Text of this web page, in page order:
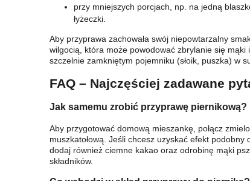
przy mniejszych porcjach, np. na jedną
łyżeczki.
Aby przyprawa zachowała swój niepowtarzalny
wilgocią, która może powodować zbrylanie się
szczelnie zamkniętym pojemniku (słoik, puszka) w
FAQ – Najczęściej zadawane
Jak samemu zrobić przyprawę piernikową?
Aby przygotować domową mieszankę, połącz
muszkatołową. Jeśli chcesz uzyskać efekt podobny
dodaj również ciemne kakao oraz odrobinę mąki
składników.